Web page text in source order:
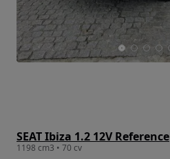
SEAT Ibiza 1.2 12V Reference
1198 cm3 • 70 cv